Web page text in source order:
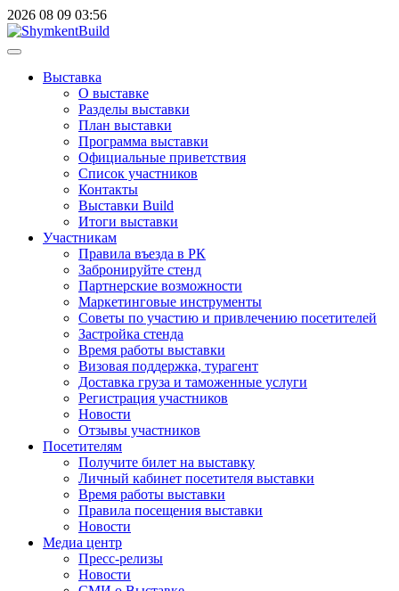
2026 08 09 03:56
Выставка
О выставке
Разделы выставки
План выставки
Программа выставки
Официальные приветствия
Cписок участников
Контакты
Выставки Build
Итоги выставки
Участникам
Правила въезда в РК
Забронируйте стенд
Партнерские возможности
Маркетинговые инструменты
Советы по участию и привлечению посетителей
Застройка стенда
Время работы выставки
Визовая поддержка, турагент
Доставка груза и таможенные услуги
Регистрация участников
Новости
Отзывы участников
Посетителям
Получите билет на выставку
Личный кабинет посетителя выставки
Время работы выставки
Правила посещения выставки
Новости
Медиа центр
Пресс-релизы
Новости